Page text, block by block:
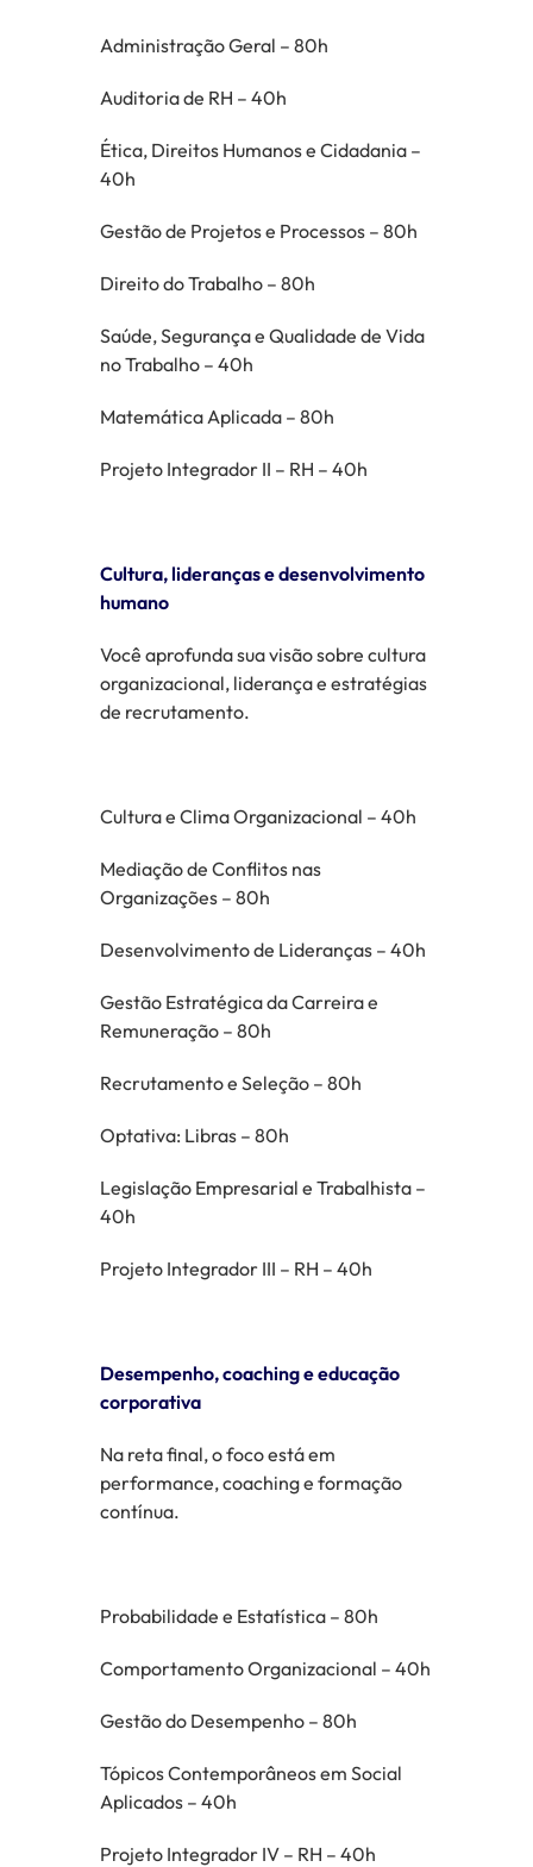
Administração Geral – 80h
Auditoria de RH – 40h
Ética, Direitos Humanos e Cidadania –
40h
Gestão de Projetos e Processos – 80h
Direito do Trabalho – 80h
Saúde, Segurança e Qualidade de Vida
no Trabalho – 40h
Matemática Aplicada – 80h
Projeto Integrador II – RH – 40h
Cultura, lideranças e desenvolvimento
humano
Você aprofunda sua visão sobre cultura
organizacional, liderança e estratégias
de recrutamento.
Cultura e Clima Organizacional – 40h
Mediação de Conflitos nas
Organizações – 80h
Desenvolvimento de Lideranças – 40h
Gestão Estratégica da Carreira e
Remuneração – 80h
Recrutamento e Seleção – 80h
Optativa: Libras – 80h
Legislação Empresarial e Trabalhista –
40h
Projeto Integrador III – RH – 40h
Desempenho, coaching e educação
corporativa
Na reta final, o foco está em
performance, coaching e formação
contínua.
Probabilidade e Estatística – 80h
Comportamento Organizacional – 40h
Gestão do Desempenho – 80h
Tópicos Contemporâneos em Social
Aplicados – 40h
Projeto Integrador IV – RH – 40h